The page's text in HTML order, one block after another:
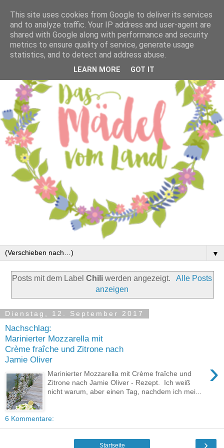
▼
Posts mit dem LabelChili werden angezeigt.
Alle Posts
anzeigen
Dienstag, 12. September 2017
Nachschlag:
Marinierter Mozzarella mit
Crème fraîche und Zitrone nach
Jamie Oliver
›
Marinierter Mozzarella mit Crème fraîche und
Zitrone nach Jamie Oliver - Rezept. Ich weiß
nicht warum, aber einen Tag, nachdem ich mei...
6 Kommentare:
›
Startseite
This site uses cookies from Google to deliver its services
and to analyze traffic. Your IP address and user-agent are
shared with Google along with performance and security
metrics to ensure quality of service, generate usage
statistics, and to detect and address abuse.
LEARN MORE GOT IT